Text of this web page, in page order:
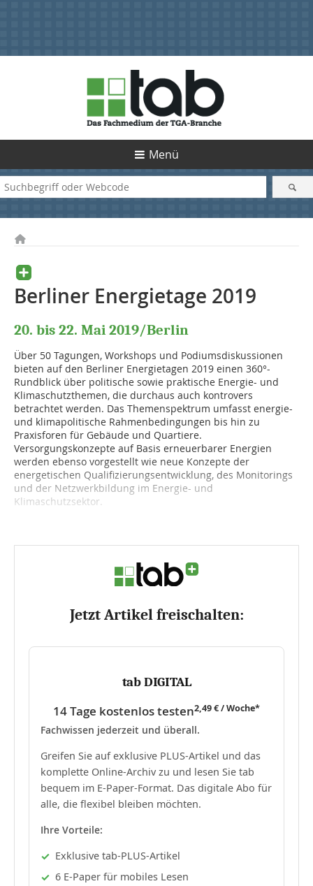
Menü
Berliner Energietage 2019
20. bis 22. Mai 2019/Berlin
Über 50 Tagungen, Workshops und Podiumsdiskussionen
bieten auf den Berliner Energietagen 2019 einen 360°-
Rundblick über politische sowie praktische Energie- und
Klimaschutzthemen, die durchaus auch kontrovers
betrachtet werden. Das Themenspektrum umfasst energie-
und klimapolitische Rahmenbedingungen bis hin zu
Praxisforen für Gebäude und Quartiere.
Versorgungskonzepte auf Basis erneuerbarer Energien
werden ebenso vorgestellt wie neue Konzepte der
energetischen Qualifizierungsentwicklung, des Monitorings
und der Netzwerkbildung im Energie- und
Klimaschutzsektor.
Jetzt Artikel freischalten:
tab DIGITAL
14 Tage kostenlos testen2,49 € / Woche*
Fachwissen jederzeit und überall.
Greifen Sie auf exklusive PLUS-Artikel und das
komplette Online-Archiv zu und lesen Sie tab
bequem im E-Paper-Format. Das digitale Abo für
alle, die flexibel bleiben möchten.
Ihre Vorteile:
Exklusive tab-PLUS-Artikel
6 E-Paper für mobiles Lesen